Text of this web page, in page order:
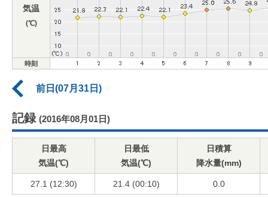
気温
(℃)
時刻
前日(07月31日)
記録 (2016年08月01日)
日最高
気温(℃)
日最低
気温(℃)
日積算
降水量(mm)
27.1 (12:30) 21.4 (00:10) 0.0